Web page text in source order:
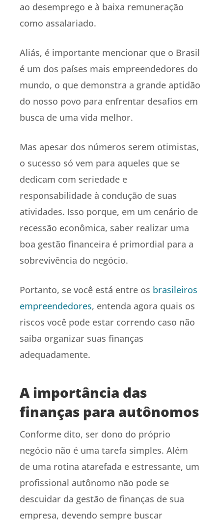
ao desemprego e à baixa remuneração
como assalariado.
Aliás, é importante mencionar que o Brasil
é um dos países mais empreendedores do
mundo, o que demonstra a grande aptidão
do nosso povo para enfrentar desafios em
busca de uma vida melhor.
Mas apesar dos números serem otimistas,
o sucesso só vem para aqueles que se
dedicam com seriedade e
responsabilidade à condução de suas
atividades. Isso porque, em um cenário de
recessão econômica, saber realizar uma
boa gestão financeira é primordial para a
sobrevivência do negócio.
Portanto, se você está entre os brasileiros
empreendedores, entenda agora quais os
riscos você pode estar correndo caso não
saiba organizar suas finanças
adequadamente.
A importância das
finanças para autônomos
Conforme dito, ser dono do próprio
negócio não é uma tarefa simples. Além
de uma rotina atarefada e estressante, um
profissional autônomo não pode se
descuidar da gestão de finanças de sua
empresa, devendo sempre buscar